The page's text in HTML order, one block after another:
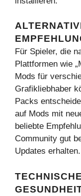
Für Spieler, die
Plattformen wie
Mods für
Grafikliebhaber
Packs
auf Mods mit
beliebte
Community gut
Updates erhalten.